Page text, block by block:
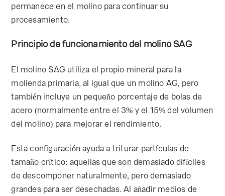
permanece en el molino para continuar su
procesamiento.
Principio de funcionamiento del molino SAG
El molino SAG utiliza el propio mineral para la
molienda primaria, al igual que un molino AG, pero
también incluye un pequeño porcentaje de bolas de
acero (normalmente entre el 3% y el 15% del volumen
del molino) para mejorar el rendimiento.
Esta configuración ayuda a triturar partículas de
tamaño crítico: aquellas que son demasiado difíciles
de descomponer naturalmente, pero demasiado
grandes para ser desechadas. Al añadir medios de